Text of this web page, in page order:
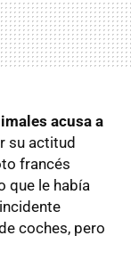
acusa a
su actitud
francés
que le había
coches, pero